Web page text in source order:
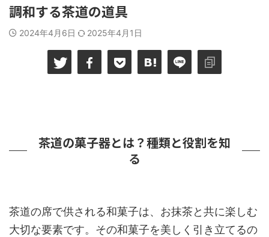
調和する茶道の道具
2024年4月6日 2025年4月1日
茶道の菓子器とは？種類と役割を知
る
茶道の席で供される和菓子は、お抹茶と共に楽しむ
大切な要素です。その和菓子を美しく引き立てるの